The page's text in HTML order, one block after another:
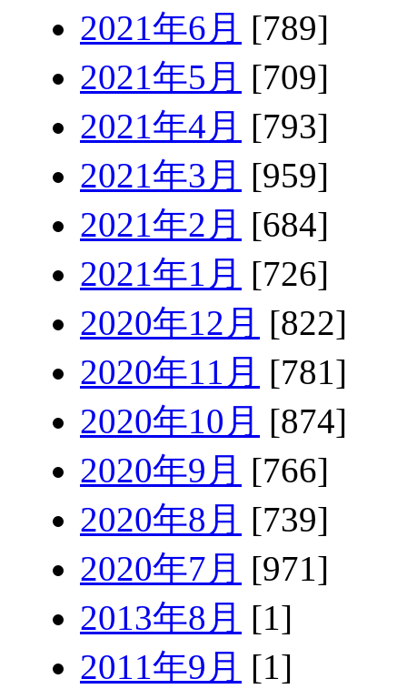
2021年6月 [789]
2021年5月 [709]
2021年4月 [793]
2021年3月 [959]
2021年2月 [684]
2021年1月 [726]
2020年12月 [822]
2020年11月 [781]
2020年10月 [874]
2020年9月 [766]
2020年8月 [739]
2020年7月 [971]
2013年8月 [1]
2011年9月 [1]